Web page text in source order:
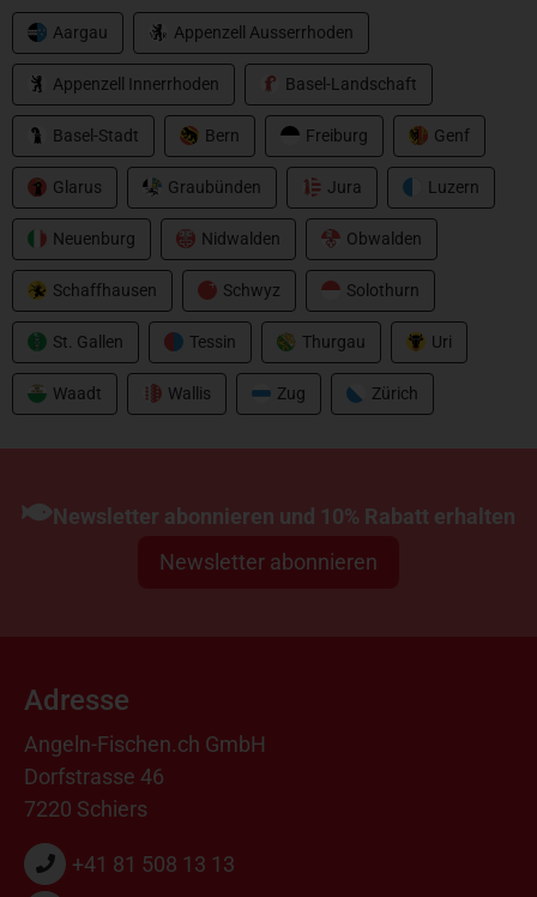
Aargau Appenzell Ausserrhoden
Appenzell Innerrhoden Basel-Landschaft
Basel-Stadt Bern Freiburg Genf
Glarus Graubünden Jura Luzern
Neuenburg Nidwalden Obwalden
Schaffhausen Schwyz Solothurn
St. Gallen Tessin Thurgau Uri
Waadt Wallis Zug Zürich
Newsletter abonnieren und 10% Rabatt erhalten
Newsletter abonnieren
Adresse
Angeln-Fischen.ch GmbH
Dorfstrasse 46
7220 Schiers
+41 81 508 13 13